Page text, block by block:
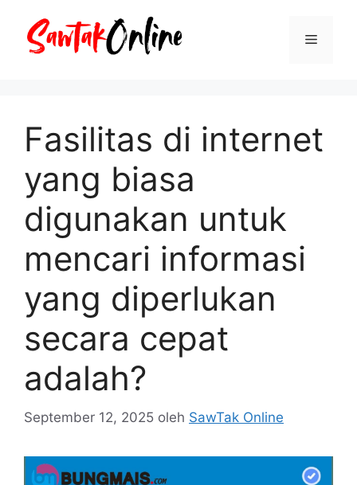
Menu
Fasilitas di internet
yang biasa
digunakan untuk
mencari informasi
yang diperlukan
secara cepat
adalah?
September 12, 2025 oleh SawTak Online